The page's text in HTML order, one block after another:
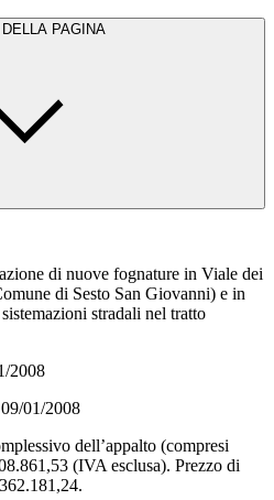
DELLA PAGINA
di nuove fognature in Viale dei
di Sesto San Giovanni) e in
stradali nel tratto
2008
01/2008
dell’appalto (compresi
(IVA esclusa). Prezzo di